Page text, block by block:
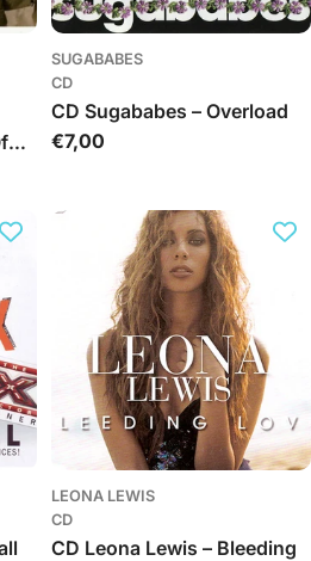
SUGABABES
CD
CD Sugababes – Overload
Įprasta
€7,00
LEONA LEWIS
CD
CD Leona Lewis – Bleeding